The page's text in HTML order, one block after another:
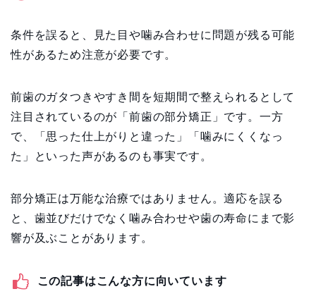
条件を誤ると、見た目や噛み合わせに問題が残る可能
性があるため注意が必要です。
前歯のガタつきやすき間を短期間で整えられるとして
注目されているのが「前歯の部分矯正」です。一方
で、「思った仕上がりと違った」「噛みにくくなっ
た」といった声があるのも事実です。
部分矯正は万能な治療ではありません。適応を誤る
と、歯並びだけでなく噛み合わせや歯の寿命にまで影
響が及ぶことがあります。
この記事はこんな方に向いています